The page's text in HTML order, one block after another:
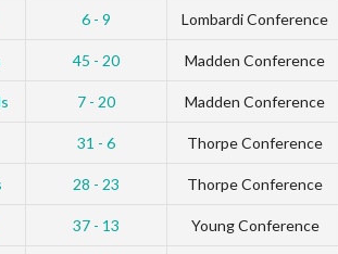
6 - 9 Lombardi Conference
45 - 20 Madden Conference
7 - 20 Madden Conference
31 - 6 Thorpe Conference
28 - 23 Thorpe Conference
37 - 13 Young Conference